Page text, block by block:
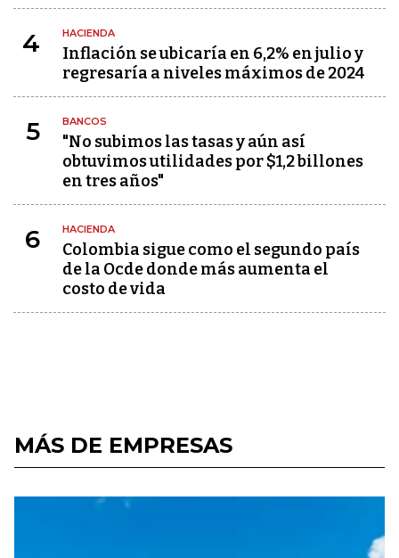
4 HACIENDA
Inflación se ubicaría en 6,2% en julio y
regresaría a niveles máximos de 2024
5 BANCOS
"No subimos las tasas y aún así
obtuvimos utilidades por $1,2 billones
en tres años"
6 HACIENDA
Colombia sigue como el segundo país
de la Ocde donde más aumenta el
costo de vida
MÁS DE EMPRESAS